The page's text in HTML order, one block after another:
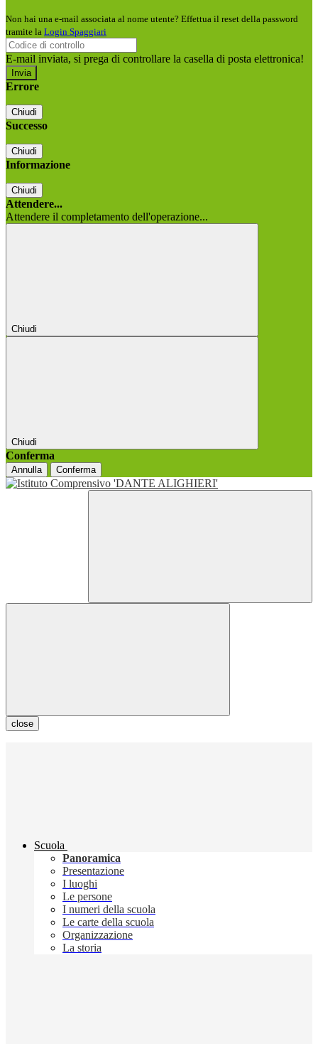
Non hai una e-mail associata al nome utente? Effettua il reset della password
tramite la Login Spaggiari
E-mail inviata, si prega di controllare la casella di posta elettronica!
Errore
Chiudi
Successo
Chiudi
Informazione
Chiudi
Attendere...
Attendere il completamento dell'operazione...
Chiudi
Chiudi
Conferma
Annulla Conferma
close
Scuola
Panoramica
Presentazione
I luoghi
Le persone
I numeri della scuola
Le carte della scuola
Organizzazione
La storia